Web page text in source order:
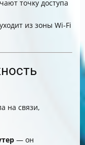
точку доступа
из зоны Wi-Fi
на связи,
— он